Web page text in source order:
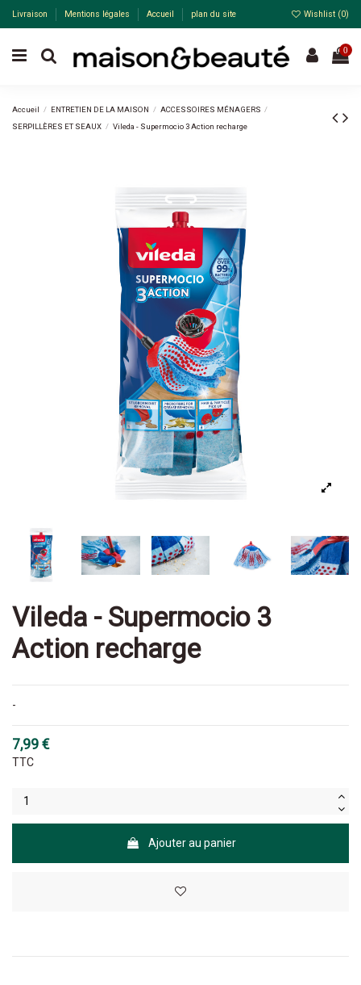
Livraison Mentions légales Accueil plan du site Wishlist (0)
0
Accueil ENTRETIEN DE LA MAISON
ACCESSOIRES MÉNAGERS
SERPILLÈRES ET SEAUX
Vileda - Supermocio 3 Action recharge
Vileda - Supermocio 3
Action recharge
-
7,99 €
TTC
Ajouter au panier